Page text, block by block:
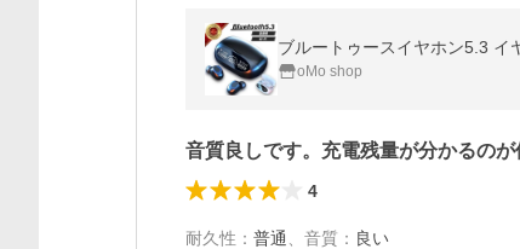
oMo shop
音質良しです。充電残量が分かるの
4
耐久性 ： 普通 音質 ： 良い